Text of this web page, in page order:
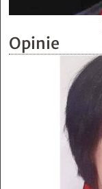
Opinie